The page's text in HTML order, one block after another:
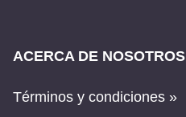
ACERCA DE NOSOTROS
Términos y condiciones »